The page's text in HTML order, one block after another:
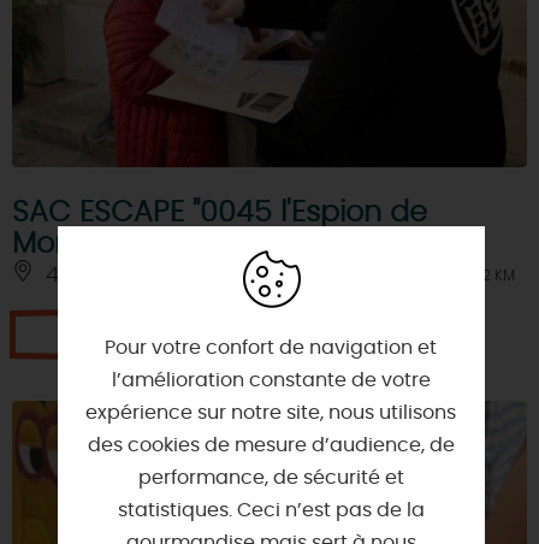
SAC ESCAPE "0045 l'Espion de
Montargis"
45200 - MONTARGIS À 2 KM
Je réserve
Pour votre confort de navigation et
l’amélioration constante de votre
expérience sur notre site, nous utilisons
des cookies de mesure d’audience, de
performance, de sécurité et
statistiques. Ceci n’est pas de la